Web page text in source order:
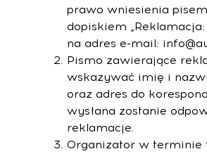
prawo wniesienia
dopiskiem
na adres e-mail:
Pismo zawierające
wskazywać imię i
oraz adres do
wysłana zostanie
reklamacje.
Organizator w terminie